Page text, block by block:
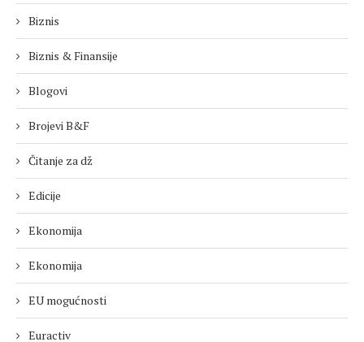
Biznis
Biznis & Finansije
Blogovi
Brojevi B&F
Čitanje za dž
Edicije
Ekonomija
Ekonomija
EU mogućnosti
Euractiv